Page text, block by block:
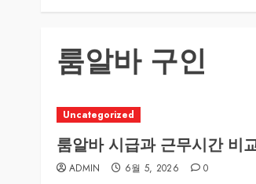
룸알바 구인
Uncategorized
룸알바 시급과 근무시간 비
ADMIN 6월 5, 2026 0